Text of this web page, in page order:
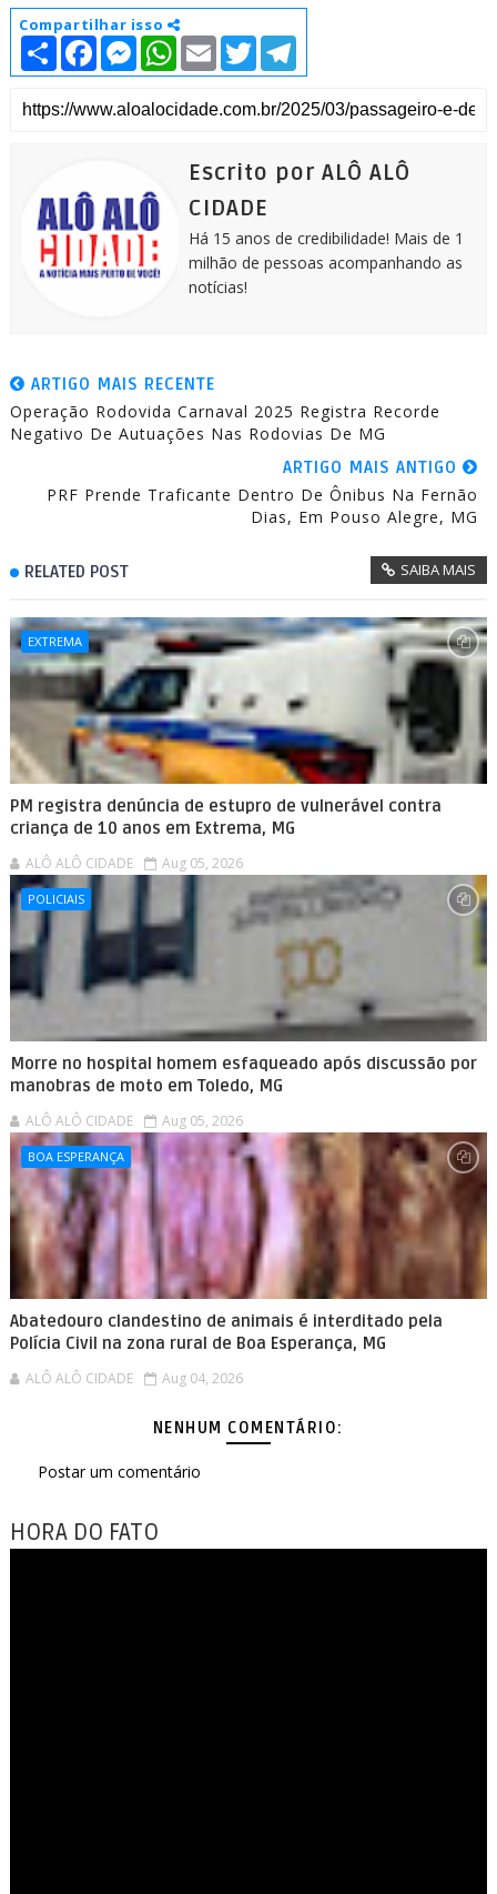
Compartilhar isso
S
h
a
e
F
c
b
M
e
s
e
W
h
a
t
s
E
m
a
l
T
i
t
t
T
l
e
g
m
Escrito por ALÔ ALÔ
CIDADE
Há 15 anos de credibilidade! Mais de 1
milhão de pessoas acompanhando as
notícias!
ARTIGO MAIS RECENTE
Operação Rodovida Carnaval 2025 Registra Recorde
Negativo De Autuações Nas Rodovias De MG
ARTIGO MAIS ANTIGO
PRF Prende Traficante Dentro De Ônibus Na Fernão
Dias, Em Pouso Alegre, MG
RELATED POST SAIBA MAIS
EXTREMA
PM registra denúncia de estupro de vulnerável contra
criança de 10 anos em Extrema, MG
ALÔ ALÔ CIDADE Aug 05, 2026
POLICIAIS
Morre no hospital homem esfaqueado após discussão por
manobras de moto em Toledo, MG
ALÔ ALÔ CIDADE Aug 05, 2026
BOA ESPERANÇA
Abatedouro clandestino de animais é interditado pela
Polícia Civil na zona rural de Boa Esperança, MG
ALÔ ALÔ CIDADE Aug 04, 2026
NENHUM COMENTÁRIO:
Postar um comentário
HORA DO FATO